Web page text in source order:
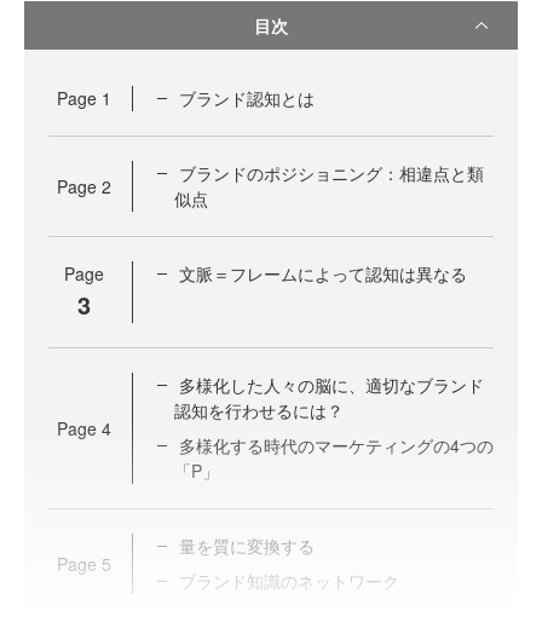
目次
Page 1 ブランド認知とは
Page 2
ブランドのポジショニング：相違点と類
似点
Page
3
文脈＝フレームによって認知は異なる
Page 4
多様化した人々の脳に、適切なブランド
認知を行わせるには？
多様化する時代のマーケティングの4つの
「P」
Page 5
量を質に変換する
ブランド知識のネットワーク